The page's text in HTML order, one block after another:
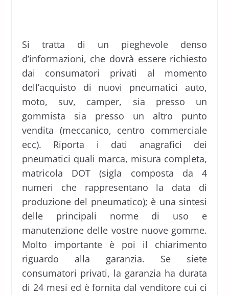
Si tratta di un pieghevole denso
d’informazioni, che dovrà essere richiesto
dai consumatori privati al momento
dell’acquisto di nuovi pneumatici auto,
moto, suv, camper, sia presso un
gommista sia presso un altro punto
vendita (meccanico, centro commerciale
ecc). Riporta i dati anagrafici dei
pneumatici quali marca, misura completa,
matricola DOT (sigla composta da 4
numeri che rappresentano la data di
produzione del pneumatico); è una sintesi
delle principali norme di uso e
manutenzione delle vostre nuove gomme.
Molto importante è poi il chiarimento
riguardo alla garanzia. Se siete
consumatori privati, la garanzia ha durata
di 24 mesi ed è fornita dal venditore cui ci